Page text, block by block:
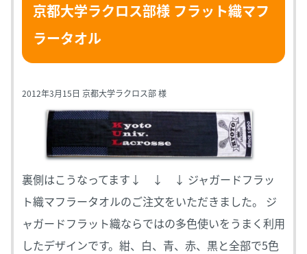
京都大学ラクロス部様 フラット織マフ
ラータオル
2012年3月15日 京都大学ラクロス部 様
裏側はこうなってます↓ ↓ ↓ ジャガードフラッ
ト織マフラータオルのご注文をいただきました。 ジ
ャガードフラット織ならではの多色使いをうまく利用
したデザインです。紺、白、青、赤、黒と全部で5色